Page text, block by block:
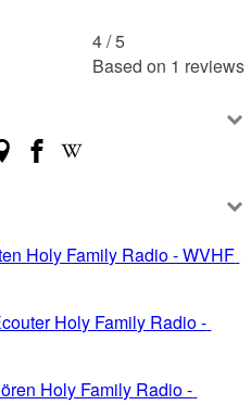
4 /5
Based on 1 reviews
Holy Family Radio - WVHF
Holy Family Radio -
Holy Family Radio -